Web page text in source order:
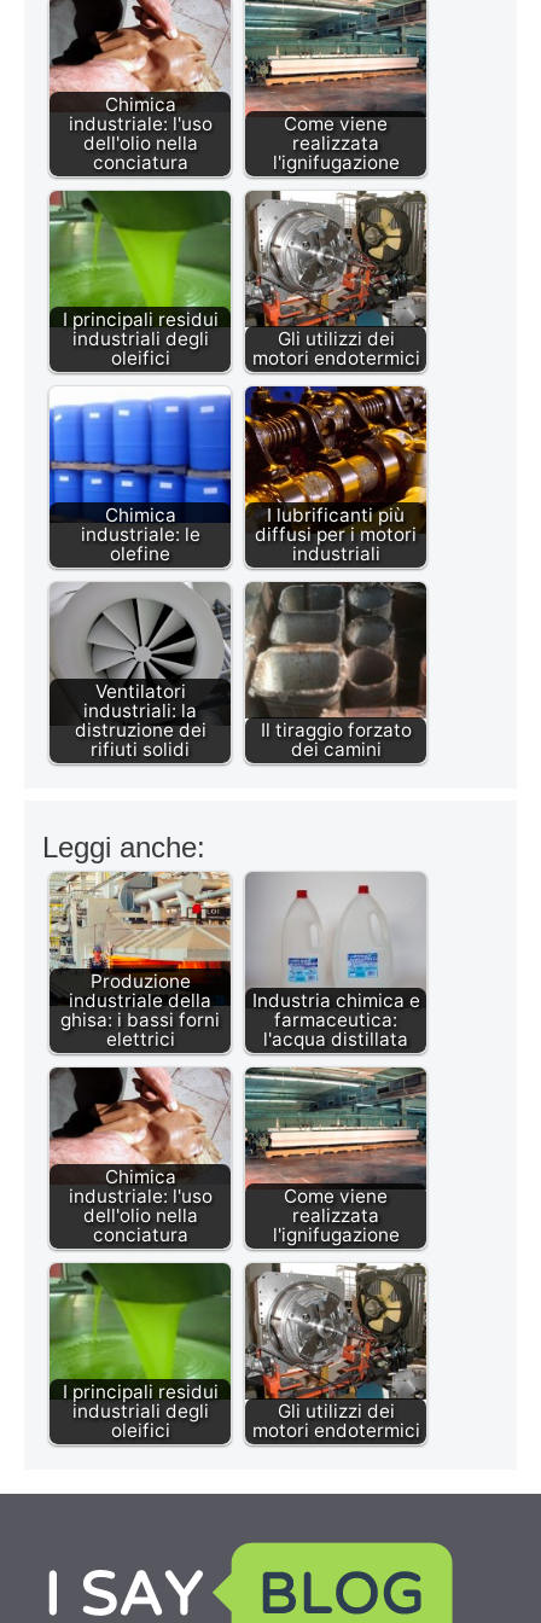
Chimica
industriale: l'uso
dell'olio nella
conciatura
Come viene
realizzata
l'ignifugazione
I principali residui
industriali degli
oleifici
Gli utilizzi dei
motori endotermici
Chimica
industriale: le
olefine
I lubrificanti più
diffusi per i motori
industriali
Ventilatori
industriali: la
distruzione dei
rifiuti solidi
Il tiraggio forzato
dei camini
Leggi anche:
Produzione
industriale della
ghisa: i bassi forni
elettrici
Industria chimica e
farmaceutica:
l'acqua distillata
Chimica
industriale: l'uso
dell'olio nella
conciatura
Come viene
realizzata
l'ignifugazione
I principali residui
industriali degli
oleifici
Gli utilizzi dei
motori endotermici